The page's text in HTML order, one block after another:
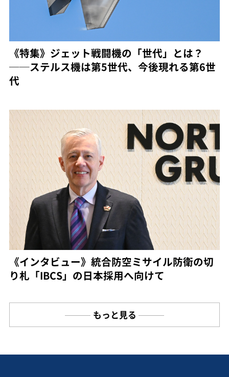
《特集》ジェット戦闘機の「世代」とは？
──ステルス機は第5世代、今後現れる第6世
代
《インタビュー》統合防空ミサイル防衛の切
り札「IBCS」の日本採用へ向けて
もっと見る